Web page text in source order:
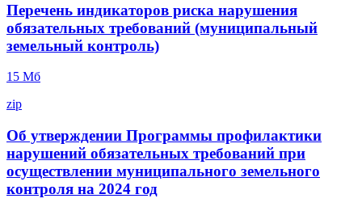
Перечень индикаторов риска нарушения
обязательных требований (муниципальный
земельный контроль)
15 Mб
zip
Об утверждении Программы профилактики
нарушений обязательных требований при
осуществлении муниципального земельного
контроля на 2024 год